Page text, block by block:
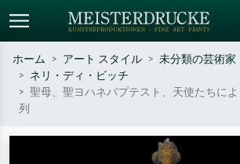
標準検索
作家名・作品名・スタイルで検索
ホーム アート スタイル
未分類の芸術家
ネリ・ディ・ビッチ
聖母、聖ヨハネバプテスト、天使たちに
列